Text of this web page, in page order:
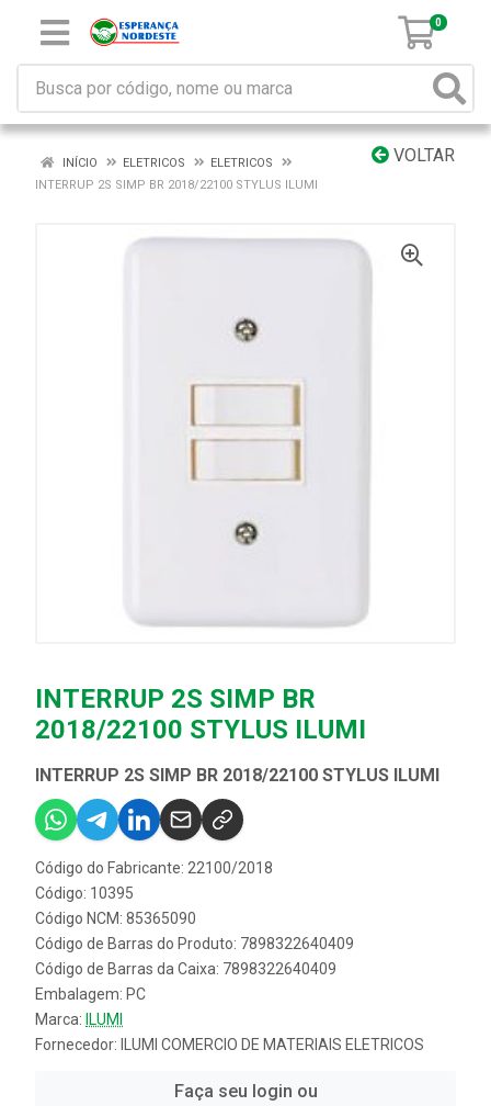
0
VOLTAR
INÍCIO ELETRICOS
ELETRICOS
INTERRUP 2S SIMP BR 2018/22100 STYLUS ILUMI
INTERRUP 2S SIMP BR
2018/22100 STYLUS ILUMI
INTERRUP 2S SIMP BR 2018/22100 STYLUS ILUMI
Código do Fabricante: 22100/2018
Código: 10395
Código NCM: 85365090
Código de Barras do Produto: 7898322640409
Código de Barras da Caixa: 7898322640409
Embalagem: PC
Marca: ILUMI
Fornecedor:
ILUMI COMERCIO DE MATERIAIS ELETRICOS
Faça seu login ou